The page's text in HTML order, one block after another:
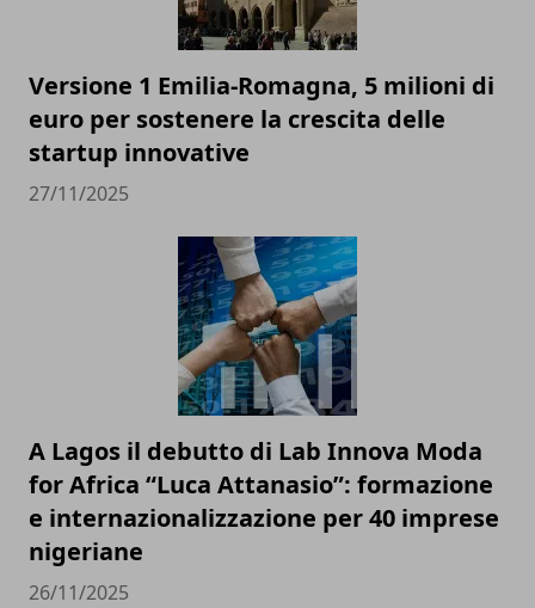
Versione 1 Emilia-Romagna, 5 milioni di
euro per sostenere la crescita delle
startup innovative
27/11/2025
A Lagos il debutto di Lab Innova Moda
for Africa “Luca Attanasio”: formazione
e internazionalizzazione per 40 imprese
nigeriane
26/11/2025